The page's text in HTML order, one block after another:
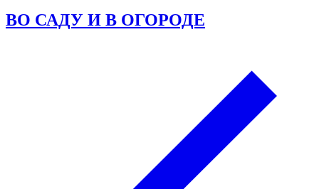
ВО САДУ И В ОГОРОДЕ